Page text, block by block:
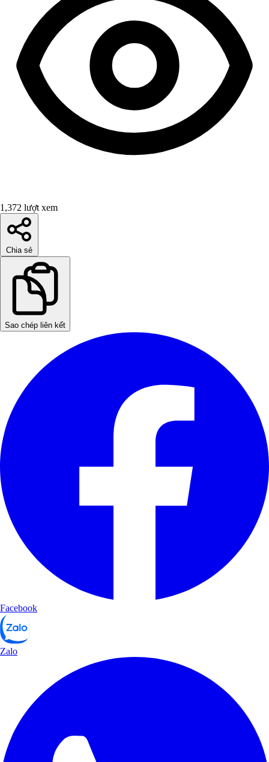
1,372 lượt xem
Chia sẻ
Sao chép liên kết
Facebook
Zalo